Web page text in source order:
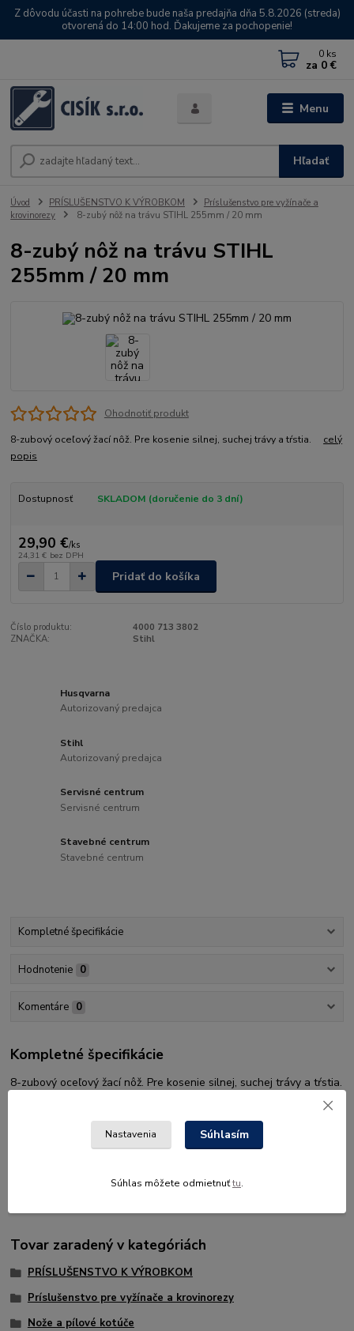
Z dôvodu účasti na pohrebe bude naša predajňa dňa 5.8.2026 (streda)
otvorená do 14:00 hod. Ďakujeme za pochopenie!
Menu
Hľadať
0 ks
za 0 €
Úvod PRÍSLUŠENSTVO K VÝROBKOM
Príslušenstvo pre vyžínače a
krovinorezy
8-zubý nôž na trávu STIHL 255mm / 20 mm
8-zubý nôž na trávu STIHL
255mm / 20 mm
Ohodnotiť produkt
8-zubový oceľový žací nôž. Pre kosenie silnej, suchej trávy a tŕstia. celý
popis
Dostupnosť SKLADOM (doručenie do 3 dní)
29,90 €/ks
24,31 € bez DPH
Pridať do košíka
Číslo produktu:
4000 713 3802
ZNAČKA:
Stihl
Husqvarna
Autorizovaný predajca
Stihl
Autorizovaný predajca
Servisné centrum
Servisné centrum
Stavebné centrum
Stavebné centrum
Kompletné špecifikácie
Hodnotenie 0
Komentáre 0
Kompletné špecifikácie
8-zubový oceľový žací nôž. Pre kosenie silnej, suchej trávy a tŕstia.
Tovar zaradený v kategóriách
PRÍSLUŠENSTVO K VÝROBKOM
Príslušenstvo pre vyžínače a krovinorezy
Nože a pílové kotúče
Nastavenia Súhlasím
Súhlas môžete odmietnuťtu.